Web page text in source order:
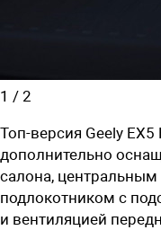
1 / 2
Топ-версия Geely EX5
дополнительно
салона,
подлокотником с
и вентиляцией